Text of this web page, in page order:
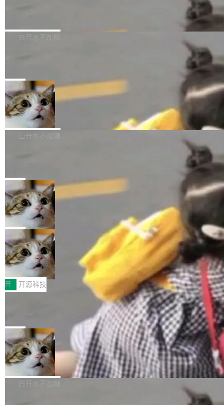
w 不要求标准普通话，方言识别覆盖粤语、吴语
容提供的字体时出现的几个问题 为避免音频加
质的最低采样率）的音频格式将被拒绝 修复了 C
SS 圆角虚线样式中可能存在的问题 如果表单中
的图像元素不在同一个子树中，则它们将不再关
联 加...
发布的 Release Notes，他利用 AI 工具（如 Co
最强的若干项。对于尚未正式发版的 PG 19，则
通过拉取过去一年内（从 PG 18 Beta1 时间点
至今）的所有 commit，同样交由 AI 分析提炼。
经过人工复核，准确度令人满意。这一方法也为
社区爱好者提供了高效跟踪新版本的思路。
白开水不加糖
维护工作一直与我的日常工作、家务、社交生活
和休闲娱乐竞争时间。" 这是 libexpat 维护者 S
ebastian Pipping 写在博客里的话。8 月 4 日，
他宣布了一个新消息：从 2026 年 8 月 1 日起，
他可以全职维护 libexpat 了，最长 6 个月。发
库之一。你的操作系统、浏览器、无数的基础设
施软件，很可能都在用它。而过去十年，维护它
的人一直在用业余...
局
Firefox 153.0.3 发布
Firefox 153.0.3 现已发布，具体更新内容如
下： New Smart Window 包含多项增强功能：
gi?id=2019042">Bug&nbsp;2019042</a>）</l
i> <li>现在，助手可以直接使用 Exa 的网络搜索
结果回答问题，而无需将问题转交给搜索引擎。
（<a href="https://bugzilla.mozilla.org/show_
bug.cgi?id=204...
白开水不加糖
的 npm 包。项目的核心论点是：容器不适合 Ag
ent 计算。真正适合的，是 Isolate。 Cloudflare
工程师在这件事上没什么可谦虚的——他们用 W
orkers 跑了十年 Isolate。用 CEO Matthew Pri
nce 的话说：「我们一生都在用 Isolate 运行代
码，而 AI Agent 不需要容器，它们需要的是 Iso
late。」 容器为什么不合适 容器的问题在于启动
和销毁都太重了。一个 Agent 要执行的任务可能
只需要几毫秒的 CPU 时间，但容器从冷启动到
就绪要花数秒。如果未来有十...
局
OpenAI 公开邮件和聊天记录回应苹果
诉讼，称“Apple is getting this wron
g”
上个月，苹果一纸诉状把 OpenAI 告上法庭，指
控其挖角苹果前员工并窃取商业秘密。苹果的诉
状把 OpenAI 描述成一个系统性地从前东家挖
人、套取机密信息的对手。 OpenAI 没发律师
函，也没选择庭外沉默。它在官网贴了一篇博
文，标题只有六个字：Apple is getting this wro
ng。 然后，它把邮件往来和 iMessage 聊天记
录全贴了出来。 他发错人了 苹果外部律师 Gabr
iel Gross 来自 Weil 律所，2 月 23 日下午 5:53
给 OpenAI 总法律顾问 Che Chang 发了封邮
件，附了一封长信，要求 OpenAI 配合调查前苹
果员工带走机密信...
局
HUAWEI MatePad Edge上架WorkBu
ddy鸿蒙PC版，说话就能干活的AI办公
搭子
全能AI工作台WorkBuddy鸿蒙PC版上架HUAWE
I MatePad Edge应用市场，直接下载即可使
用，与鸿蒙电脑上的体验一致。值得一提的是，
这是目前市面上唯一支持平板接入WorkBuddy P
C版的产品，搭载“人机双写”重磅功能——你写
你的，AI写AI的，同屏协作互不干扰。一句话让
AI帮你干活，现在开启全新体验！ 温馨提示：
体验WorkBuddy鸿蒙PC版前，请将 HUAWEI M
atePad Edge 升级至 HarmonyOS 6.1.0.135S
P9 patch03及以上版本。 *升级路径：设置 > 搜
开 开源科技
FFmpeg 9.0 发布：代号“Lei”，以此纪
全球知名开源多媒体框架 FFmpeg 今天正式发
布了 9.0 版本。这个版本除了带来新一代音视频
处理能力和硬件加速支持之外，还有一个特殊之
处：FFmpeg 9.0 的代号是“Lei”。 这个名字，
来自中国开发者雷霄骅（Lei Xiaohua）。 对于
很多中国音视频开发者而言，这个名字并不陌
局
亚马逊成本失控：AI 写代码烧掉 1215
万元，超预算 860%
外媒近日曝光了亚马逊的多份内部报告显示，AI
导致公司在多个项目上超支。《金融时报》报道
白开水不加糖